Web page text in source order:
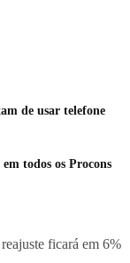
de usar telefone
todos os Procons
ficará em 6%